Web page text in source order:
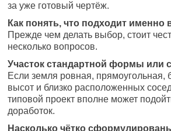
за уже готовый чертёж.
Как понять, что подходит именно
Прежде чем делать выбор, стоит
несколько вопросов.
Участок стандартной формы или
Если земля ровная, прямоугольная,
высот и близко расположенных
типовой проект вполне может
доработок.
Насколько чётко